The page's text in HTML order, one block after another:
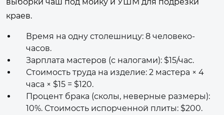
выборки чаш под мойку и УШМ для подрезки
краев.
Время на одну столешницу: 8 человеко-
часов.
Зарплата мастеров (с налогами): $15/час.
Стоимость труда на изделие: 2 мастера × 4
часа × $15 = $120.
Процент брака (сколы, неверные размеры):
10%. Стоимость испорченной плиты: $200.